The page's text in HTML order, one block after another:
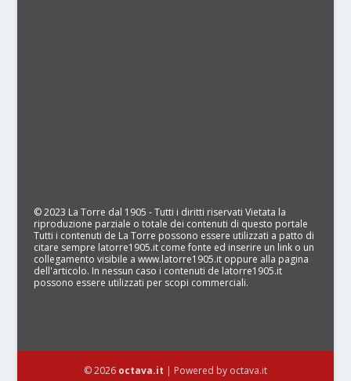
© 2023 La Torre dal 1905 - Tutti i diritti riservati Vietata la
riproduzione parziale o totale dei contenuti di questo portale
Tutti i contenuti de La Torre possono essere utilizzati a patto di
citare sempre latorre1905.it come fonte ed inserire un link o un
collegamento visibile a www.latorre1905.it oppure alla pagina
dell'articolo. In nessun caso i contenuti de latorre1905.it
possono essere utilizzati per scopi commerciali.
© 2026 octava.it | Powered by octava.it